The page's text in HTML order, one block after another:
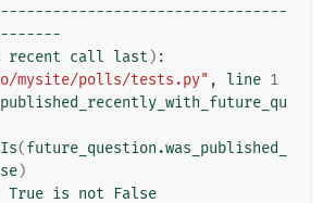
recent call last ) :
mysite/polls/tests.py" , line 1
(future_question.was_published_
)
True is not False